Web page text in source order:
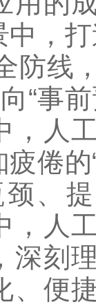
，打
防线
“事
，人
倦的
颈、
，人
深刻
、便